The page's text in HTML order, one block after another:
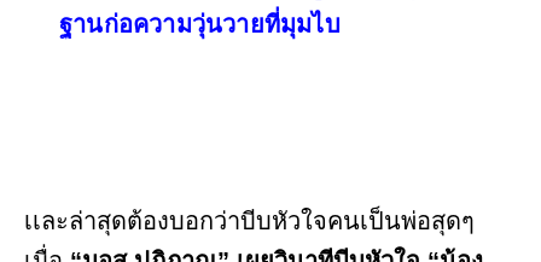
ฐานก่อความวุ่นวายที่มุมไบ
เเละล่าสุดต้องบอกว่าบีบหัวใจคนเป็นพ่อสุดๆ